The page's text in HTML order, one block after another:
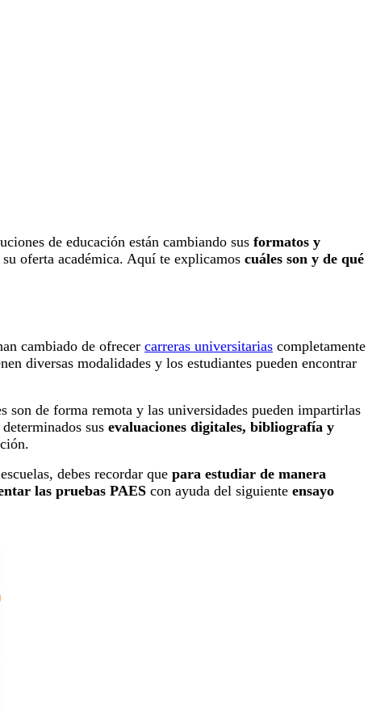
de educación están cambiando sus formatos y
su oferta académica. Aquí te explicamos cuáles son y de qué
cambiado de ofrecer carreras universitarias completamente
diversas modalidades y los estudiantes pueden encontrar
son de forma remota y las universidades pueden impartirlas
sus evaluaciones digitales, bibliografía y
debes recordar que para estudiar de manera
las pruebas PAES con ayuda del siguiente ensayo